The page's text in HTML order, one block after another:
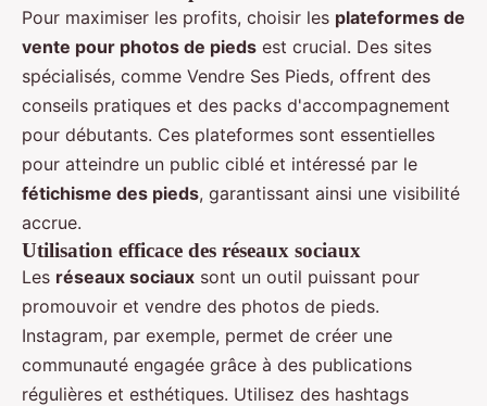
Pour maximiser les profits, choisir les plateformes de
vente pour photos de pieds est crucial. Des sites
spécialisés, comme Vendre Ses Pieds, offrent des
conseils pratiques et des packs d'accompagnement
pour débutants. Ces plateformes sont essentielles
pour atteindre un public ciblé et intéressé par le
fétichisme des pieds, garantissant ainsi une visibilité
accrue.
Utilisation efficace des réseaux sociaux
Les réseaux sociaux sont un outil puissant pour
promouvoir et vendre des photos de pieds.
Instagram, par exemple, permet de créer une
communauté engagée grâce à des publications
régulières et esthétiques. Utilisez des hashtags